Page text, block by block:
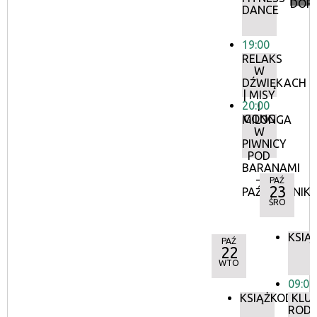
DANCE
19:00
RELAKS
W
DŹWIĘKACH
| MISY
I
GONG
20:00
MILONGA
W
PIWNICY
POD
BARANAMI
–
PAŹDZIERNIK
PAŹ
22
WTO
PAŹ
23
ŚRO
09:00